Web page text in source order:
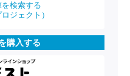
検索する
ジェクト）
購入する